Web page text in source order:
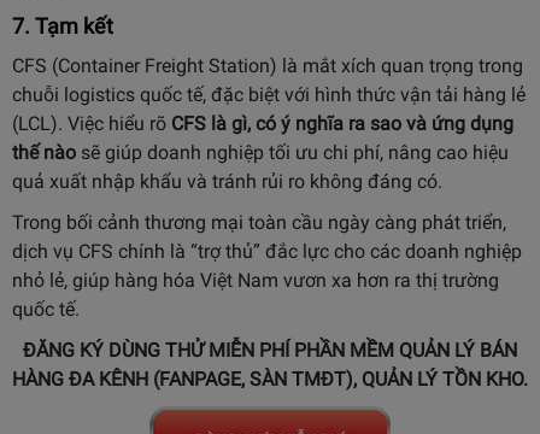
7. Tạm kết
CFS (Container Freight Station) là mắt xích quan trọng trong
chuỗi logistics quốc tế, đặc biệt với hình thức vận tải hàng lẻ
(LCL). Việc hiểu rõ CFS là gì, có ý nghĩa ra sao và ứng dụng
thế nào sẽ giúp doanh nghiệp tối ưu chi phí, nâng cao hiệu
quả xuất nhập khẩu và tránh rủi ro không đáng có.
Trong bối cảnh thương mại toàn cầu ngày càng phát triển,
dịch vụ CFS chính là “trợ thủ” đắc lực cho các doanh nghiệp
nhỏ lẻ, giúp hàng hóa Việt Nam vươn xa hơn ra thị trường
quốc tế.
ĐĂNG KÝ DÙNG THỬ MIỄN PHÍ PHẦN MỀM QUẢN LÝ BÁN
HÀNG ĐA KÊNH (FANPAGE, SÀN TMĐT), QUẢN LÝ TỒN KHO.